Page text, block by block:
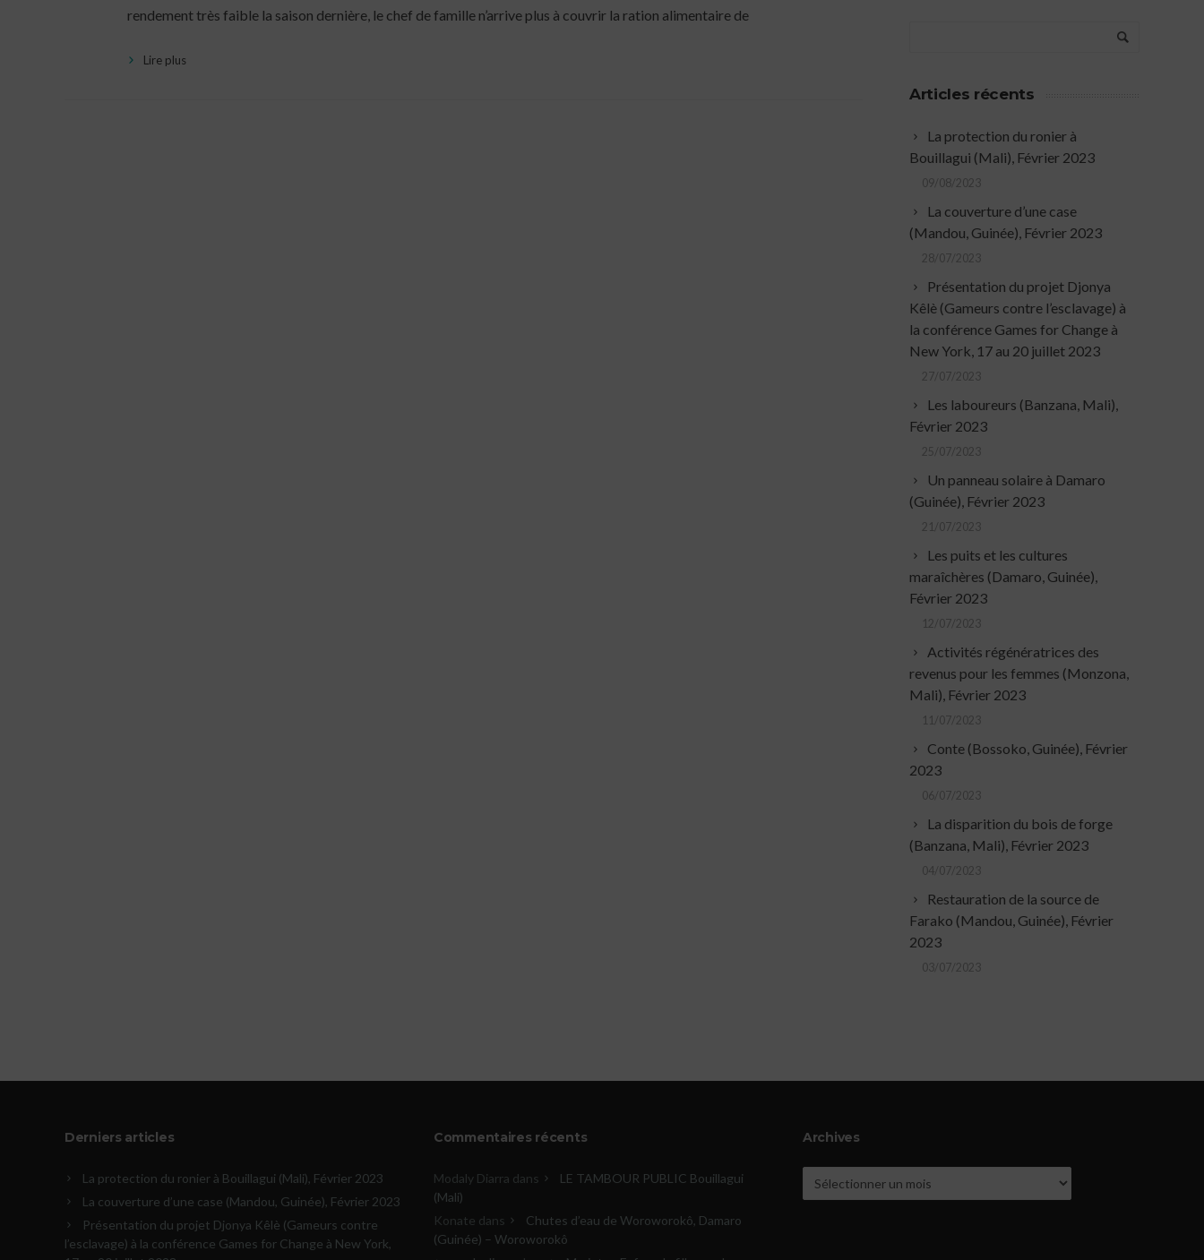
rendement très faible la saison dernière, le chef de famille n’arrive plus à couvrir la ration alimentaire de
Lire plus
Articles récents
La protection du ronier à
Bouillagui (Mali), Février 2023
09/08/2023
La couverture d’une case
(Mandou, Guinée), Février 2023
28/07/2023
Présentation du projet Djonya
Kêlè (Gameurs contre l’esclavage) à
la conférence Games for Change à
New York, 17 au 20 juillet 2023
27/07/2023
Les laboureurs (Banzana, Mali),
Février 2023
25/07/2023
Un panneau solaire à Damaro
(Guinée), Février 2023
21/07/2023
Les puits et les cultures
maraîchères (Damaro, Guinée),
Février 2023
12/07/2023
Activités régénératrices des
revenus pour les femmes (Monzona,
Mali), Février 2023
11/07/2023
Conte (Bossoko, Guinée), Février
2023
06/07/2023
La disparition du bois de forge
(Banzana, Mali), Février 2023
04/07/2023
Restauration de la source de
Farako (Mandou, Guinée), Février
2023
03/07/2023
Derniers articles
La protection du ronier à Bouillagui (Mali), Février 2023
La couverture d’une case (Mandou, Guinée), Février 2023
Présentation du projet Djonya Kêlè (Gameurs contre
l’esclavage) à la conférence Games for Change à New York,
Commentaires récents
Modaly Diarra dans
LE TAMBOUR PUBLIC Bouillagui
(Mali)
Konate dans
Chutes d’eau de Woroworokô, Damaro
(Guinée) – Woroworokô
Archives
Archives